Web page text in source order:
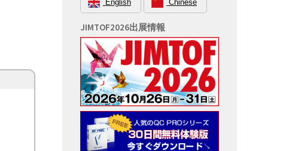
English Chinese
JIMTOF2026出展情報